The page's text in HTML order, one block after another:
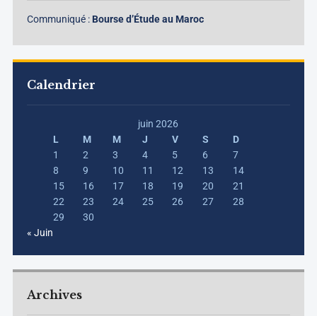
Communiqué : Bourse d’Étude au Maroc
Calendrier
juin 2026
L
M M J V S
D
1
2 3 4 5 6
7
8
9 10 11 12 13
14
15
16 17 18 19 20
21
22
23 24 25 26 27
28
29
30
« Juin
Archives